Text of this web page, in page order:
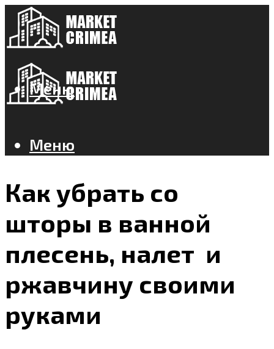
Меню
Меню
Как убрать со
шторы в ванной
плесень, налет и
ржавчину своими
руками